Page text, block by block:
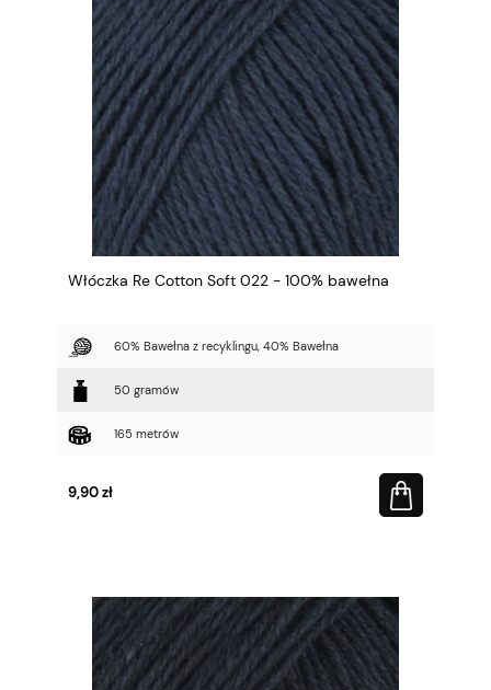
Włóczka Re Cotton Soft 022 - 100% bawełna
60% Bawełna z recyklingu, 40% Bawełna
50 gramów
165 metrów
9,90 zł